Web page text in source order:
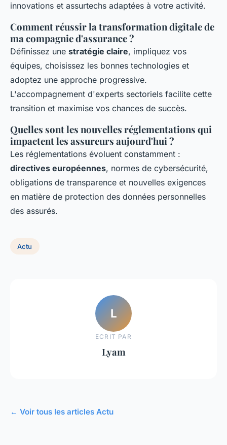
innovations et assurtechs adaptées à votre activité.
Comment réussir la transformation digitale de
ma compagnie d'assurance ?
Définissez une stratégie claire, impliquez vos
équipes, choisissez les bonnes technologies et
adoptez une approche progressive.
L'accompagnement d'experts sectoriels facilite cette
transition et maximise vos chances de succès.
Quelles sont les nouvelles réglementations qui
impactent les assureurs aujourd'hui ?
Les réglementations évoluent constamment :
directives européennes, normes de cybersécurité,
obligations de transparence et nouvelles exigences
en matière de protection des données personnelles
des assurés.
Actu
L
ECRIT PAR
Lyam
← Voir tous les articles Actu